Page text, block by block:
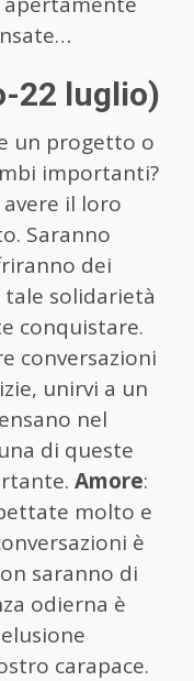
22 luglio)
un progetto o
importanti?
il loro
Saranno
dei
solidarietà
conquistare.
conversazioni
unirvi a un
nel
di queste
Amore:
molto e
è
saranno di
odierna è
carapace.